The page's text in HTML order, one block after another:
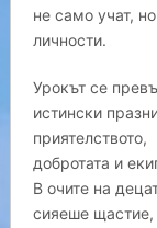
не само учат,
личности.
Урокът се
истински
приятелството,
добротата и
В очите на
сияеше щастие,